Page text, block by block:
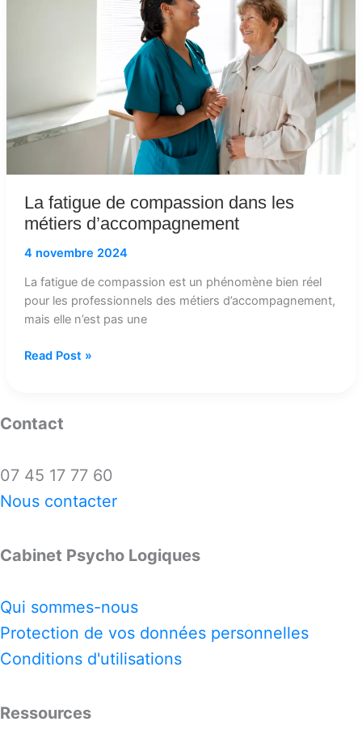
La fatigue de compassion dans les
métiers d’accompagnement
4 novembre 2024
La fatigue de compassion est un phénomène bien réel
pour les professionnels des métiers d’accompagnement,
mais elle n’est pas une
d’accompagnement
Read Post »
Contact
07 45 17 77 60
Nous contacter
Cabinet Psycho Logiques
Qui sommes-nous
Protection de vos données personnelles
Conditions d'utilisations
Ressources